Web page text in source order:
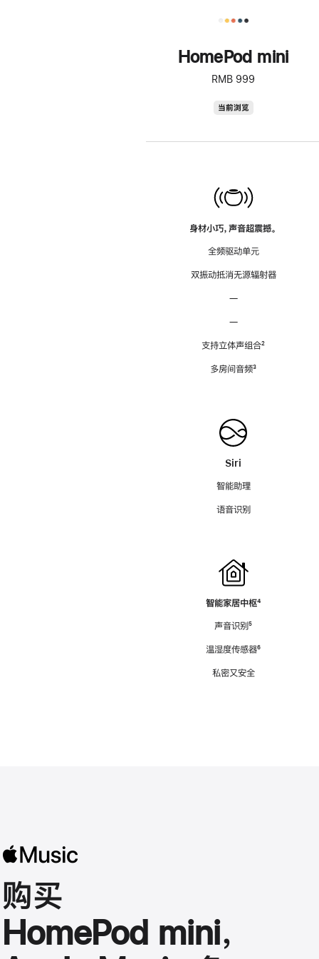
HomePod mini
RMB 999
当前浏览
身材小巧，声音超震撼。
全频驱动单元
双振动抵消无源辐射器
—
—
支持立体声组合脚
²
多房间音频脚
³
Siri
智能助理
语音识别
智能家居中枢脚
⁴
声音识别脚
⁵
温湿度传感器脚
⁶
私密又安全
购买
HomePod mini，